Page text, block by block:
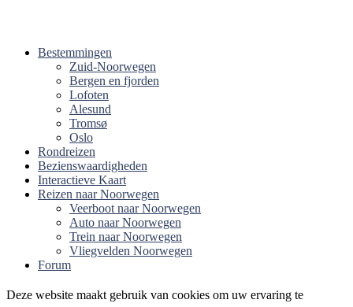
Bestemmingen
Zuid-Noorwegen
Bergen en fjorden
Lofoten
Alesund
Tromsø
Oslo
Rondreizen
Bezienswaardigheden
Interactieve Kaart
Reizen naar Noorwegen
Veerboot naar Noorwegen
Auto naar Noorwegen
Trein naar Noorwegen
Vliegvelden Noorwegen
Forum
Deze website maakt gebruik van cookies om uw ervaring te